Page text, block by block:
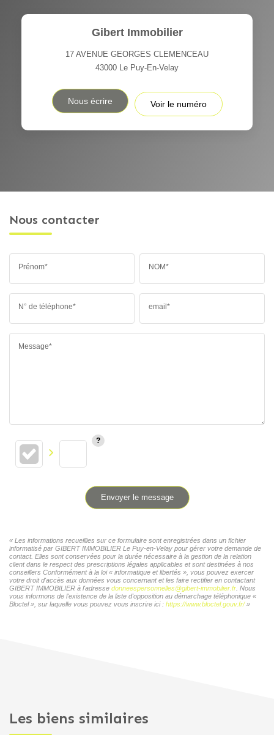
Gibert Immobilier
17 AVENUE GEORGES CLEMENCEAU
43000 Le Puy-En-Velay
Nous écrire Voir le numéro
Nous contacter
Prénom* NOM*
N° de téléphone* email*
Message*
Envoyer le message
« Les informations recueillies sur ce formulaire sont enregistrées dans un fichier
informatisé par GIBERT IMMOBILIER Le Puy-en-Velay pour gérer votre demande de
contact. Elles sont conservées pour la durée nécessaire à la gestion de la relation
client dans le respect des prescriptions légales applicables et sont destinées à nos
conseillers Conformément à la loi « informatique et libertés », vous pouvez exercer
votre droit d'accès aux données vous concernant et les faire rectifier en contactant
GIBERT IMMOBILIER à l'adresse donneespersonnelles@gibert-immobilier.fr . Nous
vous informons de l'existence de la liste d'opposition au démarchage téléphonique «
Bloctel », sur laquelle vous pouvez vous inscrire ici : https://www.bloctel.gouv.fr/»
Les biens similaires